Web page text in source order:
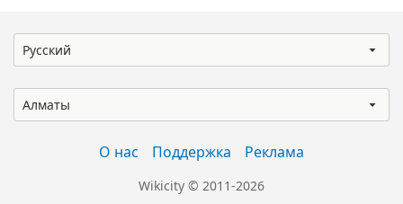
Русский
Алматы
О нас Поддержка Реклама
Wikicity © 2011-2026